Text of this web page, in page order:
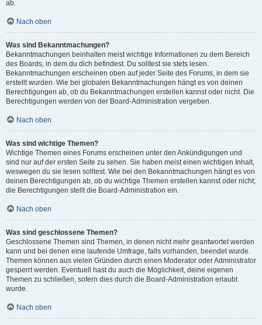
ab.
Nach oben
Was sind Bekanntmachungen?
Bekanntmachungen beinhalten meist wichtige Informationen zu dem Bereich
des Boards, in dem du dich befindest. Du solltest sie stets lesen.
Bekanntmachungen erscheinen oben auf jeder Seite des Forums, in dem sie
erstellt wurden. Wie bei globalen Bekanntmachungen hängt es von deinen
Berechtigungen ab, ob du Bekanntmachungen erstellen kannst oder nicht. Die
Berechtigungen werden von der Board-Administration vergeben.
Nach oben
Was sind wichtige Themen?
Wichtige Themen eines Forums erscheinen unter den Ankündigungen und
sind nur auf der ersten Seite zu sehen. Sie haben meist einen wichtigen Inhalt,
weswegen du sie lesen solltest. Wie bei den Bekanntmachungen hängt es von
deinen Berechtigungen ab, ob du wichtige Themen erstellen kannst oder nicht;
die Berechtigungen stellt die Board-Administration ein.
Nach oben
Was sind geschlossene Themen?
Geschlossene Themen sind Themen, in denen nicht mehr geantwortet werden
kann und bei denen eine laufende Umfrage, falls vorhanden, beendet wurde.
Themen können aus vielen Gründen durch einen Moderator oder Administrator
gesperrt werden. Eventuell hast du auch die Möglichkeit, deine eigenen
Themen zu schließen, sofern dies durch die Board-Administration erlaubt
wurde.
Nach oben